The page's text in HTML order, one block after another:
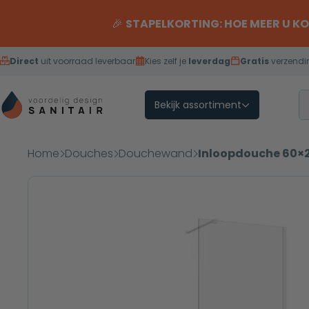
🎉 STAPELKORTING: HOE MEER U
Direct uit voorraad leverbaar Kies zelf je leverdag Gratis
Bekijk assortiment
Home Douches Douchewand Inloopdouche